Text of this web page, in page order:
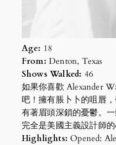
Age: 18
From: Denton, Texas
Shows Walked: 46
如果你喜歡 Alexander
吧！擁有脹卜卜的咀唇
有著眉頭深鎖的憂鬱。
完全是美國主義設計師的
Highlights: Opened: